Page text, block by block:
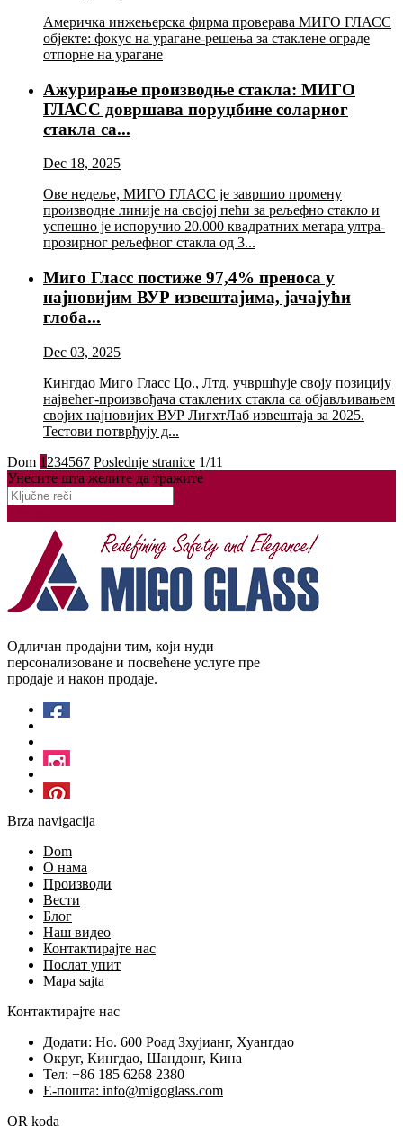
Америчка инжењерска фирма проверава МИГО ГЛАСС
објекте: фокус на урагане-решења за стаклене ограде
отпорне на урагане
Ажурирање производње стакла: МИГО
ГЛАСС довршава поруџбине соларног
стакла са...
Dec 18, 2025
Ове недеље, МИГО ГЛАСС је завршио промену
производне линије на својој пећи за рељефно стакло и
успешно је испоручио 20.000 квадратних метара ултра-
прозирног рељефног стакла од 3...
Миго Гласс постиже 97,4% преноса у
најновијим ВУР извештајима, јачајући
глоба...
Dec 03, 2025
Кингдао Миго Гласс Цо., Лтд. учвршћује своју позицију
највећег-произвођача стаклених стакла са објављивањем
својих најновијих ВУР ЛигхтЛаб извештаја за 2025.
Тестови потврђују д...
Dom 1 234567 Poslednje stranice 1/11
Унесите шта желите да тражите
Одличан продајни тим, који нуди
персонализоване и посвећене услуге пре
продаје и након продаје.
Brza navigacija
Dom
О нама
Производи
Вести
Блог
Наш видео
Контактирајте нас
Послат упит
Mapa sajta
Контактирајте нас
Додати: Но. 600 Роад Зхујианг, Хуангдао
Округ, Кингдао, Шандонг, Кина
Тел: +86 185 6268 2380
Е-пошта: info@migoglass.com
QR koda